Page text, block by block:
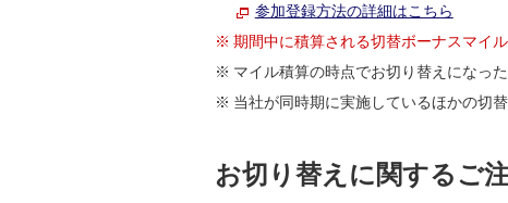
参加登録方法の詳細はこちら
※ 期間中に積算される切替ボーナスマイ
※ マイル積算の時点でお切り替えになっ
※ 当社が同時期に実施しているほかの切
お切り替えに関するご